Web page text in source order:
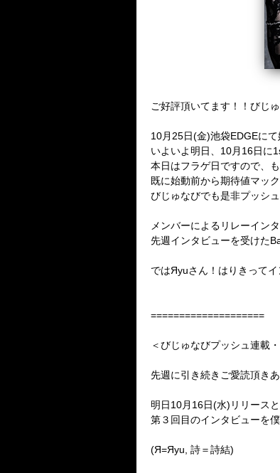
ご好評頂いてます！！びじ
10月25日(金)池袋EDGEに
いよいよ明日、10月16日に
本日はフラゲ日ですので、
既に始動前から期待値マッ
びじゅなびでも是非プッシ
メンバーによるリレーイン
先週インタビューを受けた
ではЯyuさん！はりきって
====================
＜びじゅなびプッシュ連
先週に引き続きご愛読頂き
明日10月16日(水)リリース
第３回目のインタビューを
(Я=Яyu, 詩＝詩結)